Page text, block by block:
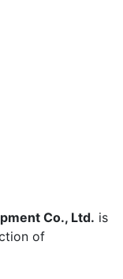
Co., Ltd. is
of